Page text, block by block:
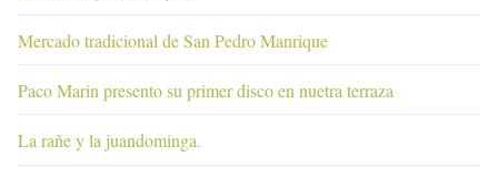
Mercado tradicional de San Pedro Manrique
Paco Marin presento su primer disco en nuetra terraza
La rañe y la juandominga.